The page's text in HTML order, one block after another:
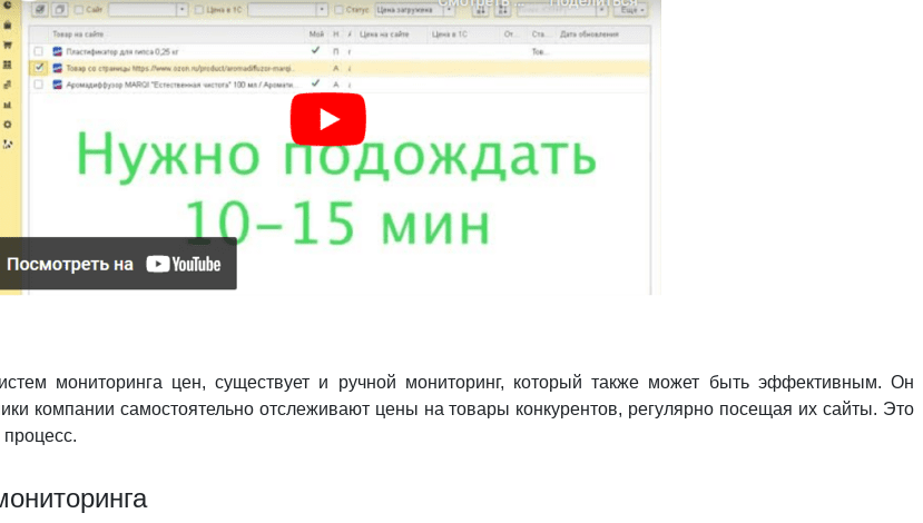
мониторинга цен, существует и ручной мониторинг, который также может быть эффективным. Он
компании самостоятельно отслеживают цены на товары конкурентов, регулярно посещая их сайты. Это
процесс.